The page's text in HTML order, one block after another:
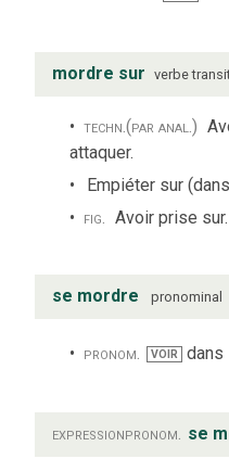
mordre sur verbe
techn.(par anal.)
attaquer.
Empiéter sur
fig. Avoir prise sur.
se mordre pronominal
pronom. VOIR dans
expressionpronom. se